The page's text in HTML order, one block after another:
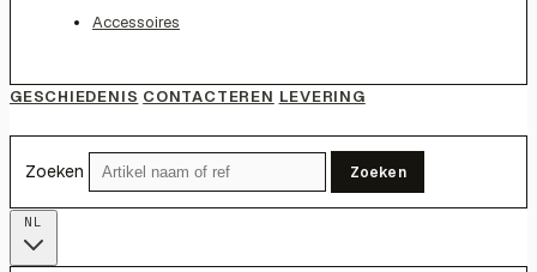
Accessoires
GESCHIEDENIS CONTACTEREN LEVERING
Zoeken Zoeken